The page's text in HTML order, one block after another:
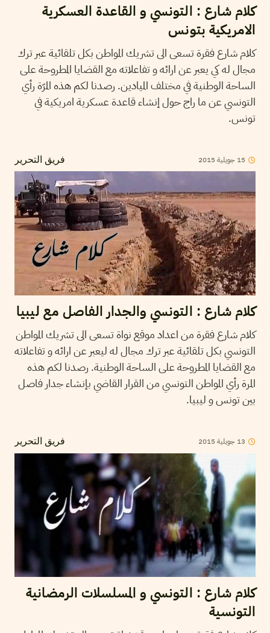
كلام شارع : التونسي و القاعدة العسكرية
الامريكية بتونس
كلام شارع فقرة تسعى الى تشريك المواطن بكل تلقائية عبر ترك
مجال له كي يعبر عن ارائه و تفاعلاته مع القضايا المطروحة على
الساحة الوطنية في مختلف الميادين. رصدنا لكم هذه المرّة رأي
التونسي عن ما راج حول إنشاء قاعدة عسكرية امريكية في
تونس.
فريق التحرير 15 جويلية 2015
كلام شارع : التونسي والجدار الفاصل مع ليبيا
كلام شارع فقرة من اعداد موقع نواة تسعى الى تشريك المواطن
التونسي بكل تلقائية عبر ترك مجال له ليعبر عن ارائه و تفاعلاته
مع القضايا المطروحة على الساحة الوطنية. رصدنا لكم هذه
المرة رأي المواطن التونسي من القرار القاضي بإنشاء جدار فاصل
بين تونس و ليبيا.
فريق التحرير 13 جويلية 2015
كلام شارع : التونسي و المسلسلات الرمضانية
التونسية